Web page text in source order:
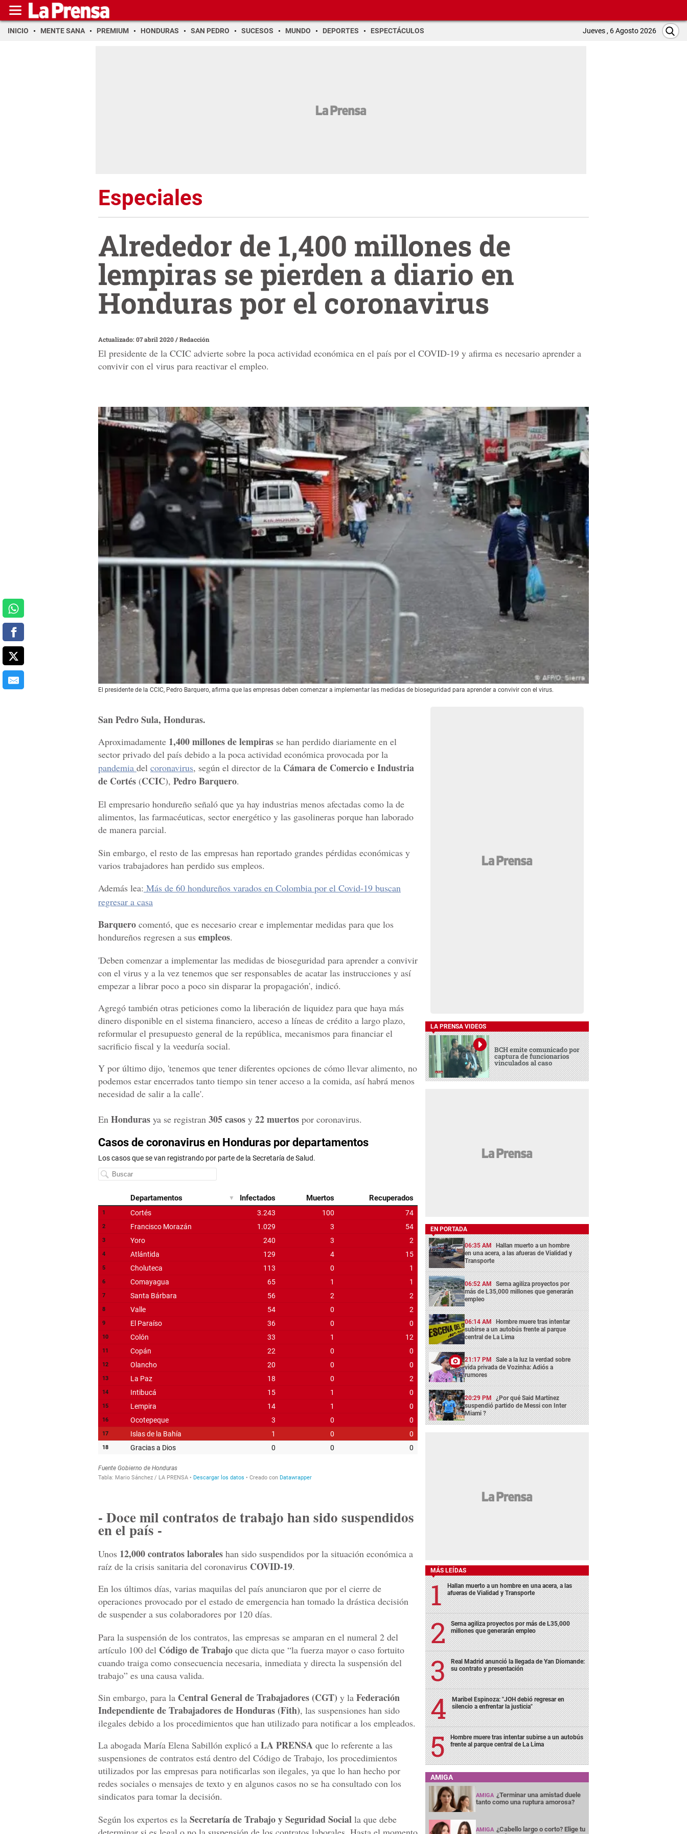
INICIO MENTE SANA PREMIUM HONDURAS SAN PEDRO SUCESOS MUNDO DEPORTES ESPECTÁCULOS Jueves , 6 Agosto 2026
Especiales
Alrededor de 1,400 millones de
lempiras se pierden a diario en
Honduras por el coronavirus
Actualizado: 07 abril 2020/Redacción
El presidente de la CCIC advierte sobre la poca actividad económica en el país por el COVID-19 y afirma es necesario aprender a
convivir con el virus para reactivar el empleo.
El presidente de la CCIC, Pedro Barquero, afirma que las empresas deben comenzar a implementar las medidas de bioseguridad para aprender a convivir con el virus.
San Pedro Sula, Honduras.
Aproximadamente 1,400 millones de lempiras se han perdido diariamente en el
sector privado del país debido a la poca actividad económica provocada por la
pandemia del coronavirus, según el director de la Cámara de Comercio e Industria
de Cortés (CCIC), Pedro Barquero.
El empresario hondureño señaló que ya hay industrias menos afectadas como la de
alimentos, las farmacéuticas, sector energético y las gasolineras porque han laborado
de manera parcial.
Sin embargo, el resto de las empresas han reportado grandes pérdidas económicas y
varios trabajadores han perdido sus empleos.
Además lea: Más de 60 hondureños varados en Colombia por el Covid-19 buscan
regresar a casa
Barquero comentó, que es necesario crear e implementar medidas para que los
hondureños regresen a sus empleos.
'Deben comenzar a implementar las medidas de bioseguridad para aprender a convivir
con el virus y a la vez tenemos que ser responsables de acatar las instrucciones y así
empezar a librar poco a poco sin disparar la propagación', indicó.
Agregó también otras peticiones como la liberación de liquidez para que haya más
dinero disponible en el sistema financiero, acceso a líneas de crédito a largo plazo,
reformular el presupuesto general de la república, mecanismos para financiar el
sacrificio fiscal y la veeduría social.
Y por último dijo, 'tenemos que tener diferentes opciones de cómo llevar alimento, no
podemos estar encerrados tanto tiempo sin tener acceso a la comida, así habrá menos
necesidad de salir a la calle'.
En Honduras ya se registran 305 casos y 22 muertos por coronavirus.
- Doce mil contratos de trabajo han sido suspendidos
en el país -
Unos 12,000 contratos laborales han sido suspendidos por la situación económica a
raíz de la crisis sanitaria del coronavirus COVID-19.
En los últimos días, varias maquilas del país anunciaron que por el cierre de
operaciones provocado por el estado de emergencia han tomado la drástica decisión
de suspender a sus colaboradores por 120 días.
Para la suspensión de los contratos, las empresas se amparan en el numeral 2 del
artículo 100 del Código de Trabajo que dicta que “la fuerza mayor o caso fortuito
cuando traiga como consecuencia necesaria, inmediata y directa la suspensión del
trabajo” es una causa valida.
Sin embargo, para la Central General de Trabajadores (CGT) y la Federación
Independiente de Trabajadores de Honduras (Fith), las suspensiones han sido
ilegales debido a los procedimientos que han utilizado para notificar a los empleados.
La abogada María Elena Sabillón explicó a LA PRENSA que lo referente a las
suspensiones de contratos está dentro del Código de Trabajo, los procedimientos
utilizados por las empresas para notificarlas son ilegales, ya que lo han hecho por
redes sociales o mensajes de texto y en algunos casos no se ha consultado con los
sindicatos para tomar la decisión.
Según los expertos es la Secretaría de Trabajo y Seguridad Social la que debe
LA PRENSA VIDEOS
BCH emite comunicado por
captura de funcionarios
vinculados al caso
EN PORTADA
06:35 AM Hallan muerto a un hombre
en una acera, a las afueras de Vialidad y
Transporte
06:52 AM Serna agiliza proyectos por
más de L35,000 millones que generarán
empleo
06:14 AM Hombre muere tras intentar
subirse a un autobús frente al parque
central de La Lima
21:17 PM Sale a la luz la verdad sobre
vida privada de Vozinha: Adiós a
rumores
20:29 PM ¿Por qué Said Martínez
suspendió partido de Messi con Inter
Miami ?
MÁS LEÍDAS
Hallan muerto a un hombre en una acera, a las
afueras de Vialidad y Transporte
Serna agiliza proyectos por más de L35,000
millones que generarán empleo
Real Madrid anunció la llegada de Yan Diomande:
su contrato y presentación
Maribel Espinoza: "JOH debió regresar en
silencio a enfrentar la justicia"
Hombre muere tras intentar subirse a un autobús
frente al parque central de La Lima
AMIGA
AMIGA ¿Terminar una amistad duele
tanto como una ruptura amorosa?
AMIGA ¿Cabello largo o corto? Elige tu